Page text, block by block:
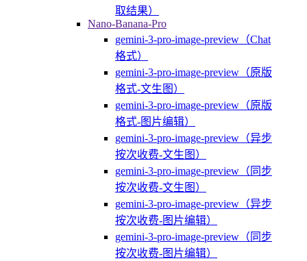
取结果）
Nano-Banana-Pro
gemini-3-pro-image-preview（Chat
格式）
gemini-3-pro-image-preview（原版
格式-文生图）
gemini-3-pro-image-preview（原版
格式-图片编辑）
gemini-3-pro-image-preview（异步
按次收费-文生图）
gemini-3-pro-image-preview（同步
按次收费-文生图）
gemini-3-pro-image-preview（异步
按次收费-图片编辑）
gemini-3-pro-image-preview（同步
按次收费-图片编辑）